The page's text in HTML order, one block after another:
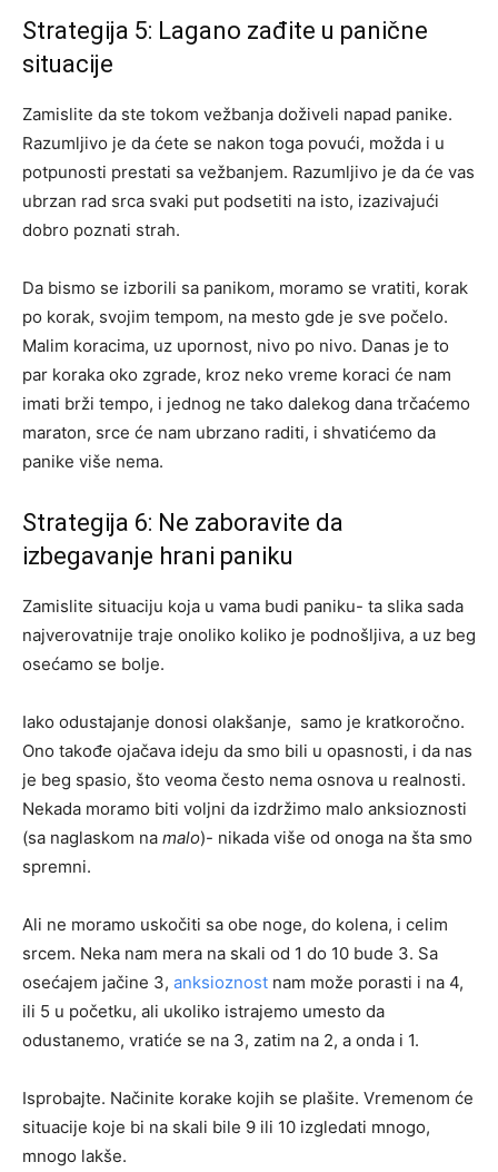
Strategija 5: Lagano zađite u panične
situacije
Zamislite da ste tokom vežbanja doživeli napad panike.
Razumljivo je da ćete se nakon toga povući, možda i u
potpunosti prestati sa vežbanjem. Razumljivo je da će vas
ubrzan rad srca svaki put podsetiti na isto, izazivajući
dobro poznati strah.
Da bismo se izborili sa panikom, moramo se vratiti, korak
po korak, svojim tempom, na mesto gde je sve počelo.
Malim koracima, uz upornost, nivo po nivo. Danas je to
par koraka oko zgrade, kroz neko vreme koraci će nam
imati brži tempo, i jednog ne tako dalekog dana trčaćemo
maraton, srce će nam ubrzano raditi, i shvatićemo da
panike više nema.
Strategija 6: Ne zaboravite da
izbegavanje hrani paniku
Zamislite situaciju koja u vama budi paniku- ta slika sada
najverovatnije traje onoliko koliko je podnošljiva, a uz beg
osećamo se bolje.
Iako odustajanje donosi olakšanje, samo je kratkoročno.
Ono takođe ojačava ideju da smo bili u opasnosti, i da nas
je beg spasio, što veoma često nema osnova u realnosti.
Nekada moramo biti voljni da izdržimo malo anksioznosti
(sa naglaskom na malo)- nikada više od onoga na šta smo
spremni.
Ali ne moramo uskočiti sa obe noge, do kolena, i celim
srcem. Neka nam mera na skali od 1 do 10 bude 3. Sa
osećajem jačine 3, anksioznost nam može porasti i na 4,
ili 5 u početku, ali ukoliko istrajemo umesto da
odustanemo, vratiće se na 3, zatim na 2, a onda i 1.
Isprobajte. Načinite korake kojih se plašite. Vremenom će
situacije koje bi na skali bile 9 ili 10 izgledati mnogo,
mnogo lakše.